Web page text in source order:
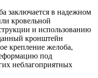
заключается в надежном
кровельной
и использованию
кронштейн
крепление желоба,
под
неблагоприятных